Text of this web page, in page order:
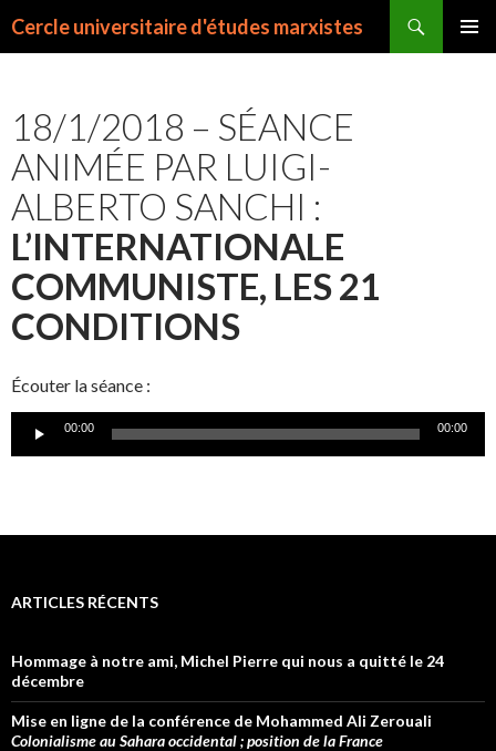
Cercle universitaire d'études marxistes
18/1/2018 – SÉANCE
ANIMÉE PAR LUIGI-
ALBERTO SANCHI :
L’INTERNATIONALE
COMMUNISTE, LES 21
CONDITIONS
Écouter la séance :
Lecteur
audio
00:00 00:00
ARTICLES RÉCENTS
Hommage à notre ami, Michel Pierre qui nous a quitté le 24
décembre
Mise en ligne de la conférence de Mohammed Ali Zerouali
Colonialisme au Sahara occidental ; position de la France